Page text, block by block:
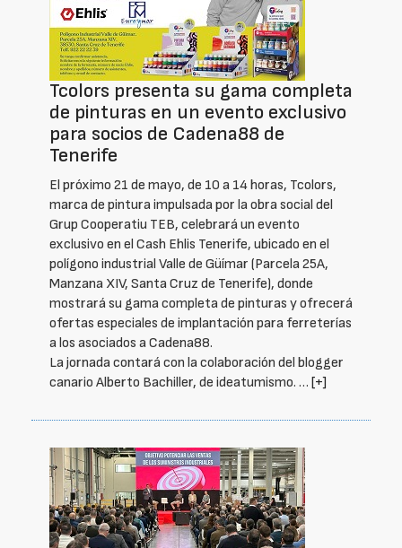
Tcolors presenta su gama completa
de pinturas en un evento exclusivo
para socios de Cadena88 de
Tenerife
El próximo 21 de mayo, de 10 a 14 horas, Tcolors,
marca de pintura impulsada por la obra social del
Grup Cooperatiu TEB, celebrará un evento
exclusivo en el Cash Ehlis Tenerife, ubicado en el
polígono industrial Valle de Güímar (Parcela 25A,
Manzana XIV, Santa Cruz de Tenerife), donde
mostrará su gama completa de pinturas y ofrecerá
ofertas especiales de implantación para ferreterías
a los asociados a Cadena88.
La jornada contará con la colaboración del blogger
canario Alberto Bachiller, de ideatumismo. … [+]